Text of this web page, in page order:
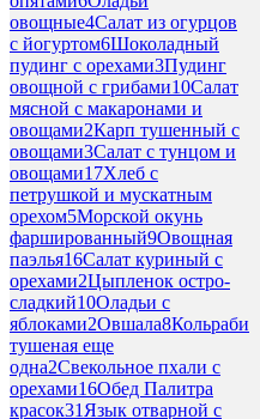
овощные4Салат из огурцов
с йогуртом6Шоколадный
пудинг с орехами3Пудинг
овощной с грибами10Салат
мясной с макаронами и
овощами2Карп тушенный с
овощами3Салат с тунцом и
овощами17Хлеб с
петрушкой и мускатным
орехом5Морской окунь
фаршированный9Овощная
паэлья16Салат куриный с
орехами2Цыпленок остро-
сладкий10Оладьи с
яблоками2Овшала8Кольраби
тушеная еще
одна2Свекольное пхали с
орехами16Обед Палитра
красок31 Язык отварной с